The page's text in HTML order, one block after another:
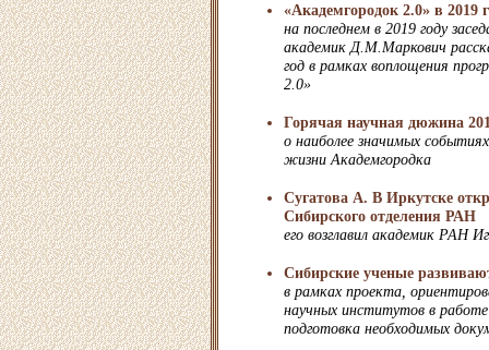
«Академгородок 2.0» в 2019
на последнем в 2019 году
академик Д.М.Маркович
год в рамках воплощения
2.0»
Горячая научная дюжина
о наиболее значимых
жизни Академгородка
Сугатова А. В Иркутске
Сибирского отделения РАН
его возглавил академик РАН
Сибирские ученые
в рамках проекта,
научных институтов в
подготовка необходимых